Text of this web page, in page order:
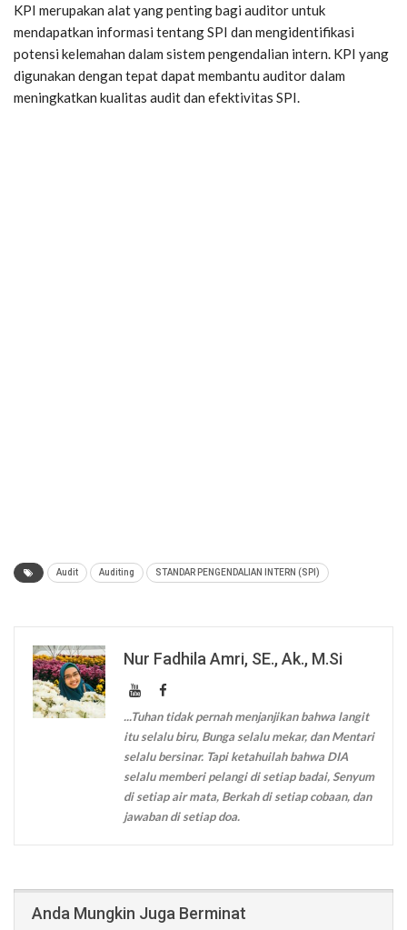
KPI merupakan alat yang penting bagi auditor untuk
mendapatkan informasi tentang SPI dan mengidentifikasi
potensi kelemahan dalam sistem pengendalian intern. KPI yang
digunakan dengan tepat dapat membantu auditor dalam
meningkatkan kualitas audit dan efektivitas SPI.
Audit Auditing STANDAR PENGENDALIAN INTERN (SPI)
Nur Fadhila Amri, SE., Ak., M.Si
...Tuhan tidak pernah menjanjikan bahwa langit
itu selalu biru, Bunga selalu mekar, dan Mentari
selalu bersinar. Tapi ketahuilah bahwa DIA
selalu memberi pelangi di setiap badai, Senyum
di setiap air mata, Berkah di setiap cobaan, dan
jawaban di setiap doa.
Anda Mungkin Juga Berminat